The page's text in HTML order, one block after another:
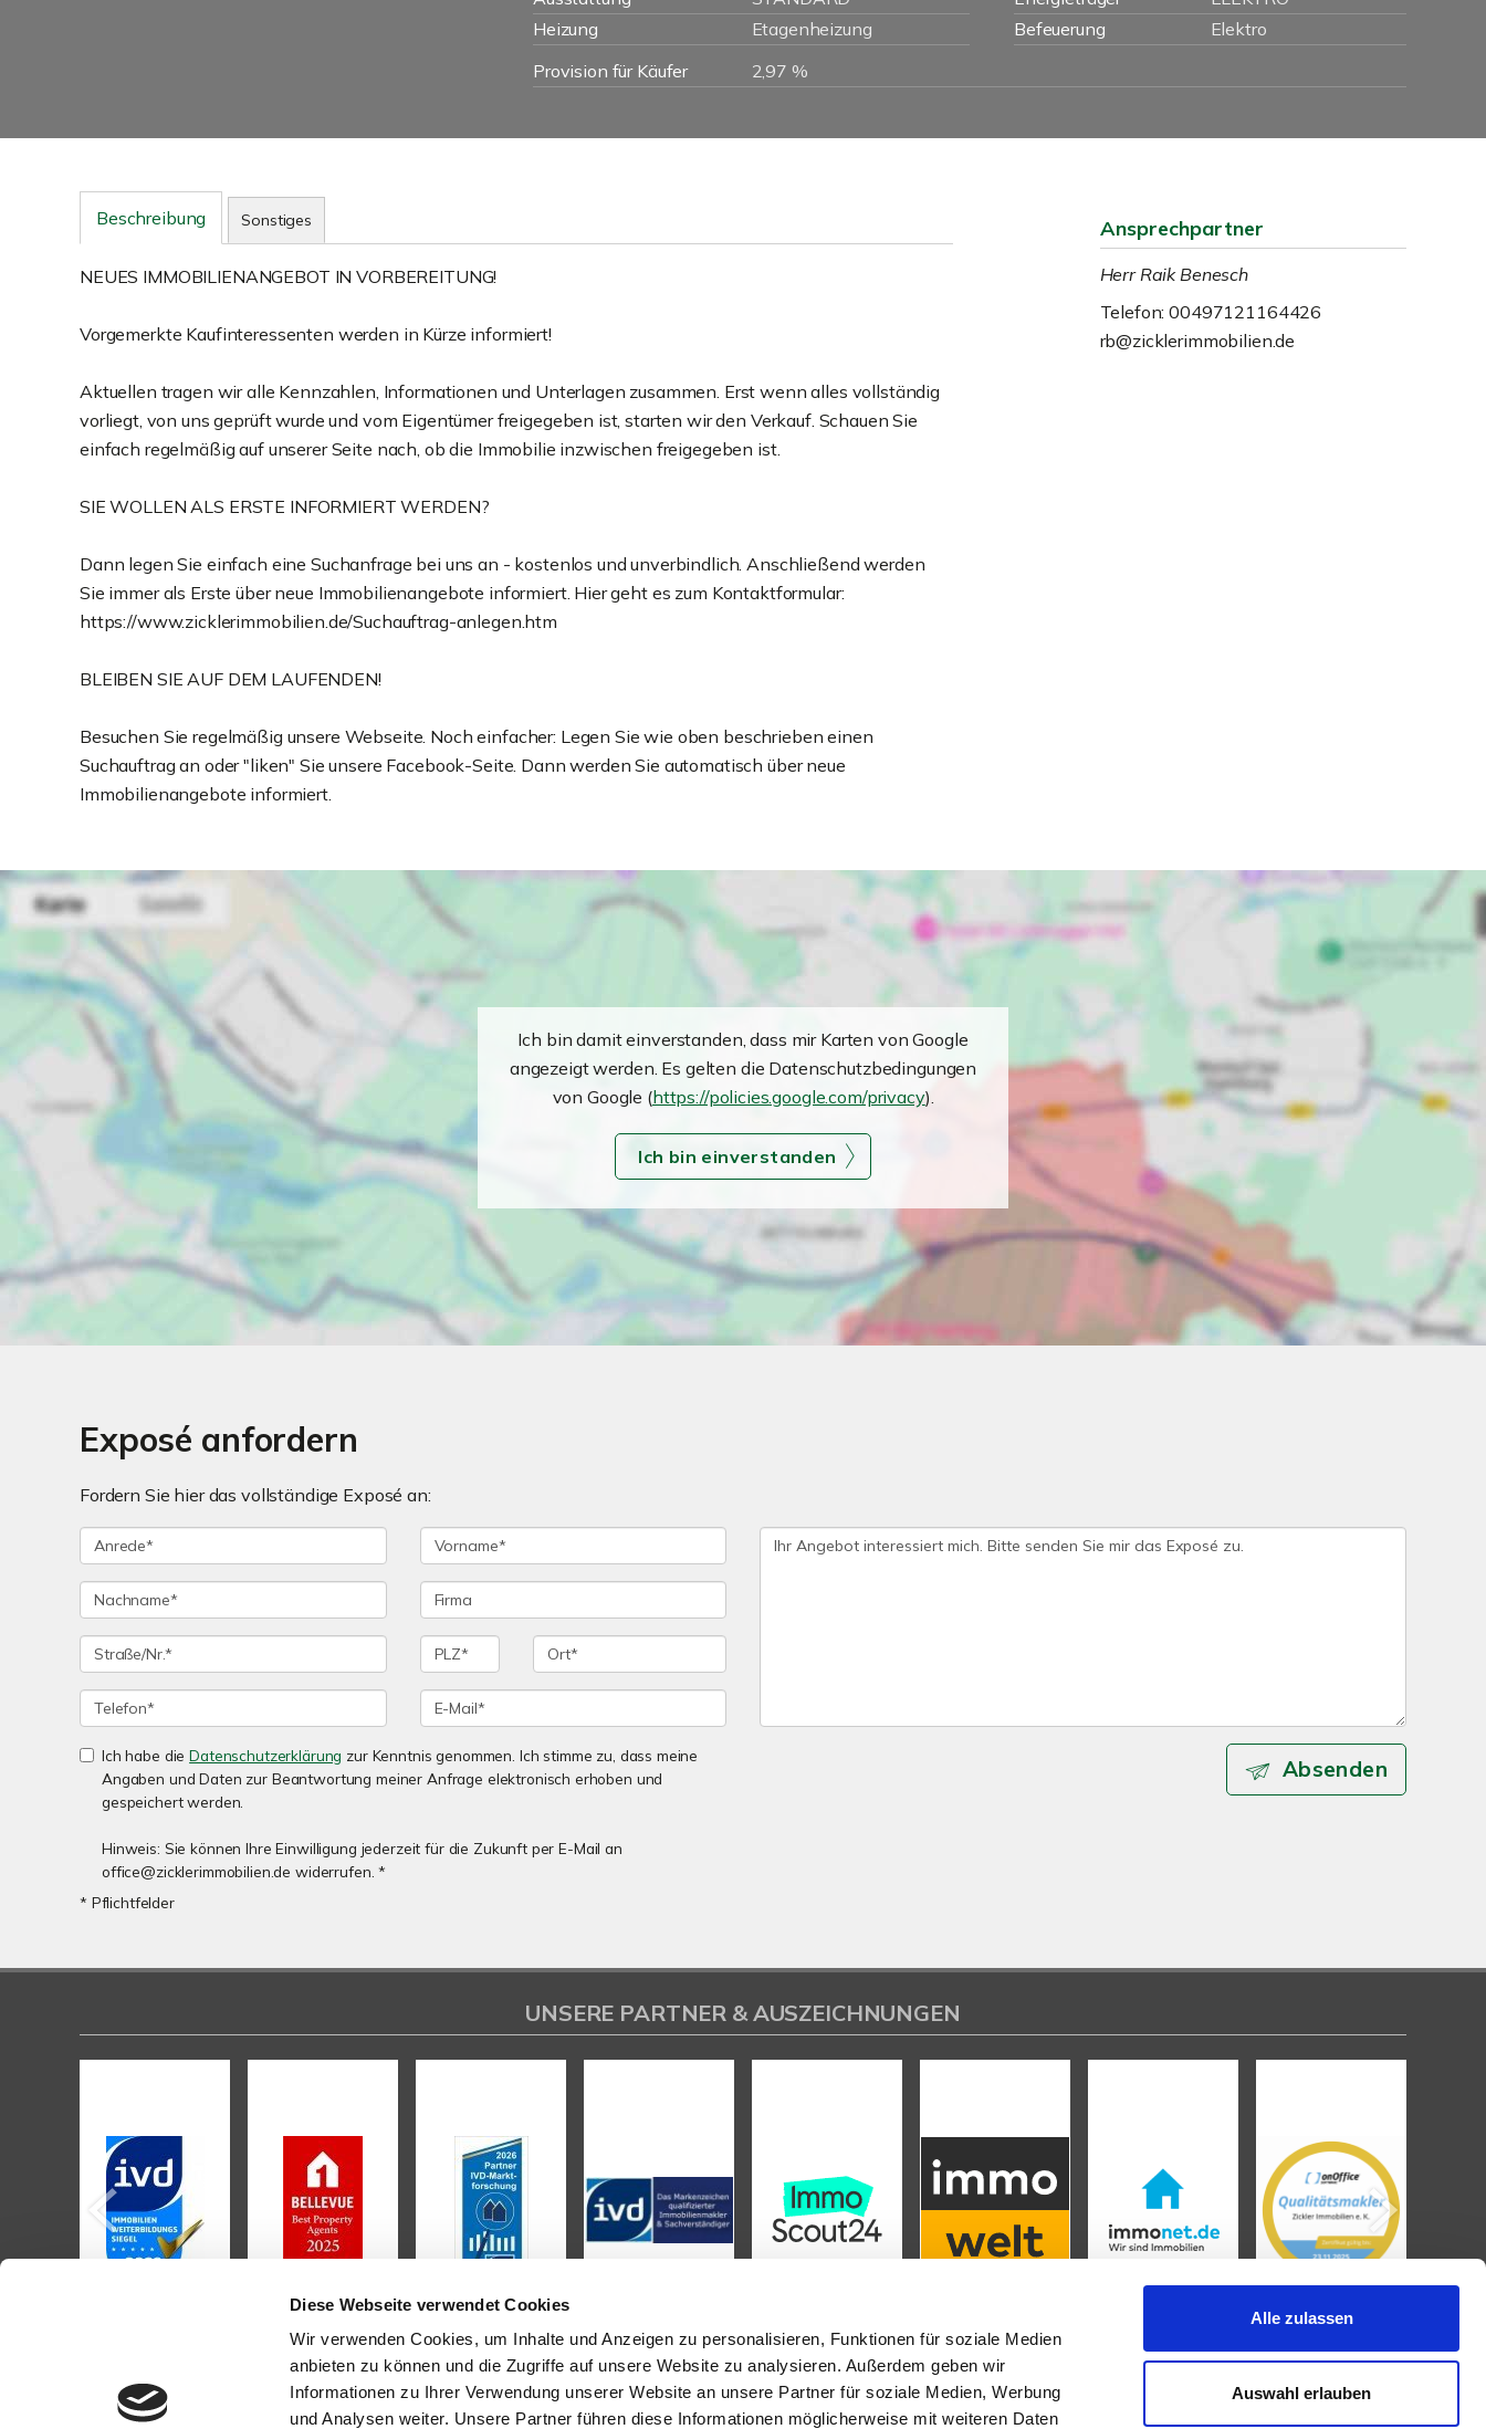
Diese Webseite verwendet Cookies
Wir verwenden Cookies, um Inhalte und Anzeigen zu personalisieren, Funktionen für soziale Medien
anbieten zu können und die Zugriffe auf unsere Website zu analysieren. Außerdem geben wir
Informationen zu Ihrer Verwendung unserer Website an unsere Partner für soziale Medien, Werbung
und Analysen weiter. Unsere Partner führen diese Informationen möglicherweise mit weiteren Daten
Alle zulassen
Auswahl erlauben
Heizung
Etagenheizung Befeuerung
Elektro
Provision für Käufer
2,97 %
Beschreibung Sonstiges
NEUES IMMOBILIENANGEBOT IN VORBEREITUNG!
Vorgemerkte Kaufinteressenten werden in Kürze informiert!
Aktuellen tragen wir alle Kennzahlen, Informationen und Unterlagen zusammen. Erst wenn alles vollständig
vorliegt, von uns geprüft wurde und vom Eigentümer freigegeben ist, starten wir den Verkauf. Schauen Sie
einfach regelmäßig auf unserer Seite nach, ob die Immobilie inzwischen freigegeben ist.
SIE WOLLEN ALS ERSTE INFORMIERT WERDEN?
Dann legen Sie einfach eine Suchanfrage bei uns an - kostenlos und unverbindlich. Anschließend werden
Sie immer als Erste über neue Immobilienangebote informiert. Hier geht es zum Kontaktformular:
https://www.zicklerimmobilien.de/Suchauftrag-anlegen.htm
BLEIBEN SIE AUF DEM LAUFENDEN!
Besuchen Sie regelmäßig unsere Webseite. Noch einfacher: Legen Sie wie oben beschrieben einen
Suchauftrag an oder "liken" Sie unsere Facebook-Seite. Dann werden Sie automatisch über neue
Immobilienangebote informiert.
Ansprechpartner
Herr Raik Benesch
Telefon: 00497121164426
rb@zicklerimmobilien.de
Ich bin damit einverstanden, dass mir Karten von Google
angezeigt werden. Es gelten die Datenschutzbedingungen
von Google (https://policies.google.com/privacy).
Ich bin einverstanden
Exposé anfordern
Fordern Sie hier das vollständige Exposé an:
Ich habe dieDatenschutzerklärung zur Kenntnis genommen. Ich stimme zu, dass meine
Angaben und Daten zur Beantwortung meiner Anfrage elektronisch erhoben und
gespeichert werden.
Hinweis: Sie können Ihre Einwilligung jederzeit für die Zukunft per E-Mail an
office@zicklerimmobilien.de widerrufen. *
* Pflichtfelder
Absenden
UNSERE PARTNER & AUSZEICHNUNGEN
KONTAKT PROFIL INHALT